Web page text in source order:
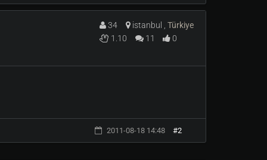
34 istanbul , Türkiye
1.10
11 0
2011-08-18 14:48 #2